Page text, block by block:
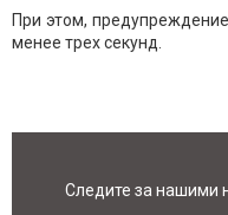
При этом,
менее трех секунд.
Следите за нашими